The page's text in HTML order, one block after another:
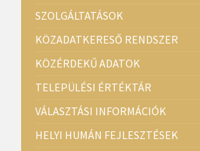
SZOLGÁLTATÁSOK
KÖZADATKERESŐ RENDSZER
KÖZÉRDEKŰ ADATOK
TELEPÜLÉSI ÉRTÉKTÁR
VÁLASZTÁSI INFORMÁCIÓK
HELYI HUMÁN FEJLESZTÉSEK